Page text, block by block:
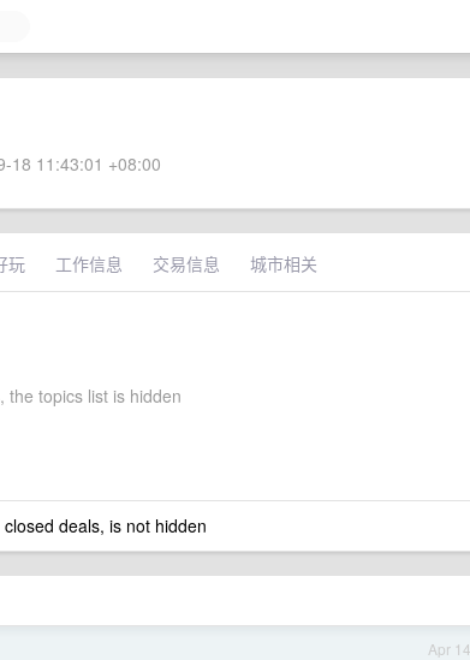
18 11:43:01 +08:00
玩 工作信息 交易信息 城市相关
the topics list is hidden
deals, is not hidden
Apr 14